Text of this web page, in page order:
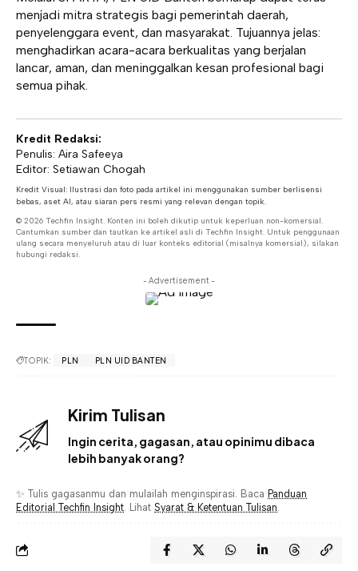
menjadi mitra strategis bagi pemerintah daerah,
penyelenggara event, dan masyarakat. Tujuannya jelas:
menghadirkan acara-acara berkualitas yang berjalan
lancar, aman, dan meninggalkan kesan profesional bagi
semua pihak.
Kredit Redaksi:
Penulis: Aira Safeeya
Editor: Setiawan Chogah
Kredit Visual: Ilustrasi dan foto pada artikel ini menggunakan sumber berlisensi
bebas, aset AI, atau siaran pers resmi yang relevan dengan topik.
© 2026 Techfin Insight. Konten ini boleh dikutip untuk keperluan non-komersial.
Cantumkan sumber dan tautkan ke artikel asli di Techfin Insight. Untuk penggunaan
ulang secara menyeluruh atau di luar konteks editorial (misalnya komersial), silakan
hubungi redaksi.
- Advertisement -
TOPIK: PLN PLN UID BANTEN
Kirim Tulisan
Ingin cerita, gagasan, atau opinimu dibaca
lebih banyak orang?
✨ Tulis gagasanmu dan mulailah menginspirasi. Baca Panduan
Editorial Techfin Insight . Lihat Syarat & Ketentuan Tulisan